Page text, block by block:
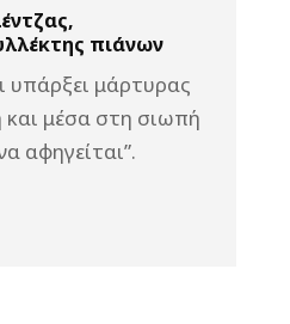
πιάνων
υπάρξει μάρτυρας
και μέσα στη σιωπή
αφηγείται”.